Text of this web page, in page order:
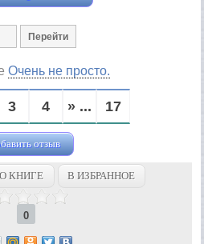
Очень не просто.
3 4 » ... 17
отзыв
О КНИГЕ В ИЗБРАННОЕ
0